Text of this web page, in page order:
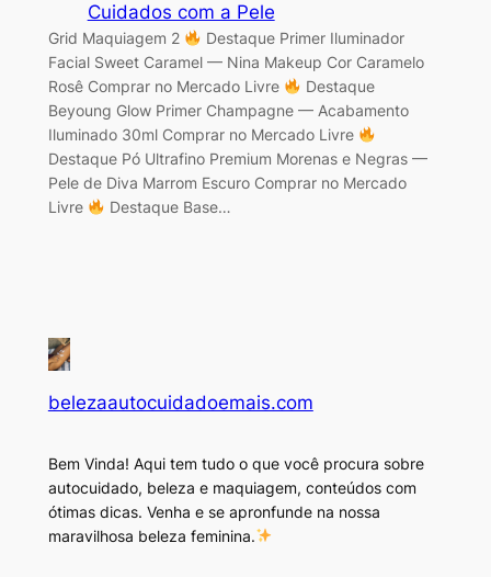
Cuidados com a Pele
Grid Maquiagem 2
Destaque Primer Iluminador
Facial Sweet Caramel — Nina Makeup Cor Caramelo
Rosê Comprar no Mercado Livre
Destaque
Beyoung Glow Primer Champagne — Acabamento
Iluminado 30ml Comprar no Mercado Livre
Destaque Pó Ultrafino Premium Morenas e Negras —
Pele de Diva Marrom Escuro Comprar no Mercado
Livre
Destaque Base…
belezaautocuidadoemais.com
Bem Vinda! Aqui tem tudo o que você procura sobre
autocuidado, beleza e maquiagem, conteúdos com
ótimas dicas. Venha e se apronfunde na nossa
maravilhosa beleza feminina.